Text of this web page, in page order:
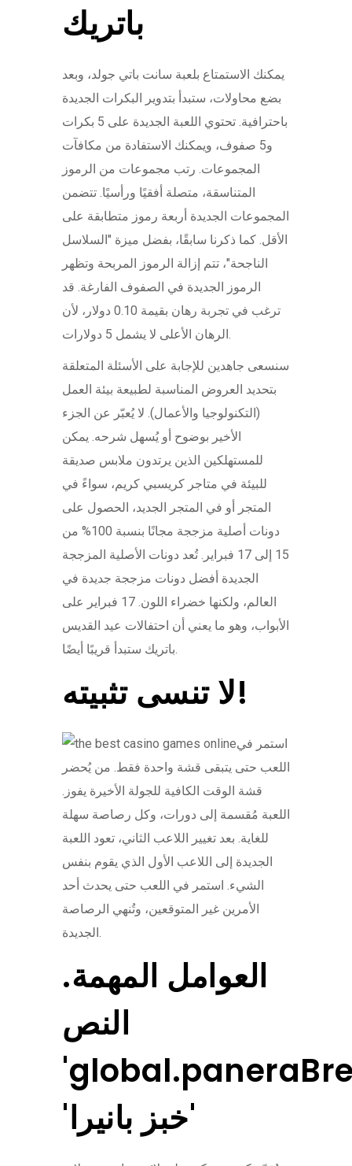
باتريك
يمكنك الاستمتاع بلعبة سانت باتي جولد، وبعد
بضع محاولات، ستبدأ بتدوير البكرات الجديدة
باحترافية. تحتوي اللعبة الجديدة على 5 بكرات
و5 صفوف، ويمكنك الاستفادة من مكافآت
المجموعات. رتب مجموعات من الرموز
المتناسقة، متصلة أفقيًا ورأسيًا. تتضمن
المجموعات الجديدة أربعة رموز متطابقة على
الأقل. كما ذكرنا سابقًا، بفضل ميزة "السلاسل
الناجحة"، تتم إزالة الرموز المربحة وتظهر
الرموز الجديدة في الصفوف الفارغة. قد
ترغب في تجربة رهان بقيمة 0.10 دولار، لأن
سنسعى جاهدين للإجابة على الأسئلة المتعلقة
بتحديد العروض المناسبة لطبيعة بيئة العمل
(التكنولوجيا والأعمال). لا يُعبّر عن الجزء
الأخير بوضوح أو يُسهل شرحه. يمكن
للمستهلكين الذين يرتدون ملابس صديقة
للبيئة في متاجر كريسبي كريم، سواءً في
المتجر أو في المتجر الجديد، الحصول على
دونات أصلية مزججة مجانًا بنسبة 100% من
15 إلى 17 فبراير. تُعد دونات الأصلية المزججة
الجديدة أفضل دونات مزججة جديدة في
العالم، ولكنها خضراء اللون. 17 فبراير على
الأبواب، وهو ما يعني أن احتفالات عيد القديس
لا تنسى تثبيته!
استمر في
اللعب حتى يتبقى قشة واحدة فقط. من يُحضر
قشة الوقت الكافية للجولة الأخيرة يفوز.
اللعبة مُقسمة إلى دورات، وكل رصاصة سهلة
للغاية. بعد تغيير اللاعب الثاني، تعود اللعبة
الجديدة إلى اللاعب الأول الذي يقوم بنفس
الشيء. استمر في اللعب حتى يحدث أحد
الأمرين غير المتوقعين، وتُنهي الرصاصة
العوامل المهمة.
النص
'خبز بانيرا'